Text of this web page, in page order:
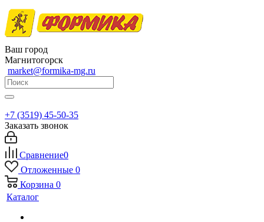
Ваш город
Магнитогорск
market@formika-mg.ru
+7 (3519) 45-50-35
Заказать звонок
Сравнение0
Отложенные 0
Корзина 0
Каталог